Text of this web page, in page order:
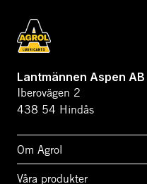
Lantmännen Aspen AB
Iberovägen 2
438 54 Hindås
Om Agrol
Våra produkter